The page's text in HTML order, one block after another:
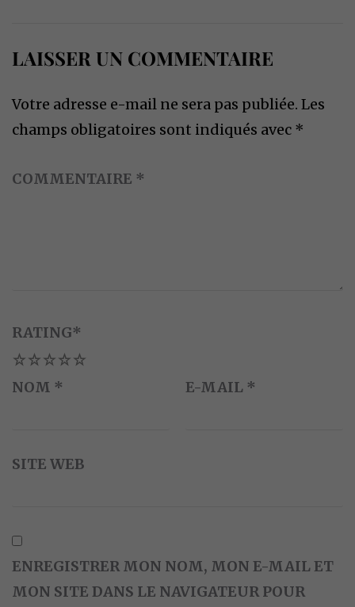
LAISSER UN COMMENTAIRE
Votre adresse e-mail ne sera pas publiée. Les
champs obligatoires sont indiqués avec *
COMMENTAIRE *
RATING*
5
4
3
2
NOM * E-MAIL *
SITE WEB
ENREGISTRER MON NOM, MON E-MAIL ET
MON SITE DANS LE NAVIGATEUR POUR